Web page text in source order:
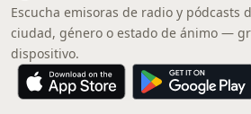
Escucha emisoras de radio y pódcasts
ciudad, género o estado de ánimo —
dispositivo.